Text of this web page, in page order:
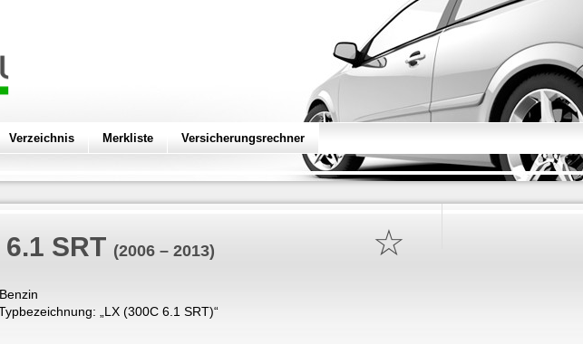
Verzeichnis Merkliste Versicherungsrechner
☆
SRT (2006 – 2013)
Benzin
„ LX (300C 6.1 SRT)“